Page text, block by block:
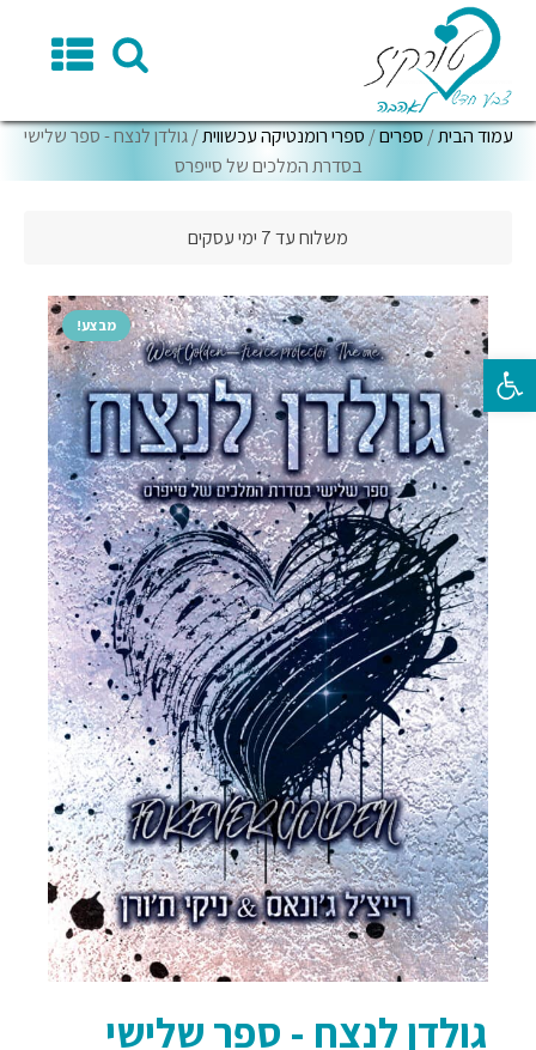
פתח סרגל נגישות
עמוד הבית/ ספרים/ ספרי רומנטיקה עכשווית/ גולדן לנצח - ספר שלישי
בסדרת המלכים של סייפרס
משלוח עד 7 ימי עסקים
מבצע!
גולדן לנצח - ספר שלישי